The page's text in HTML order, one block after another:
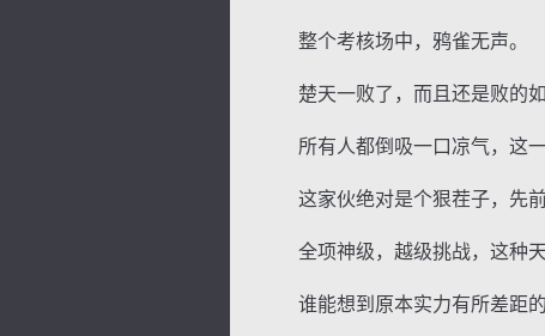
整个考核场中，鸦雀无声。
楚天一败了，而且还是败的如
所有人都倒吸一口凉气，这一
这家伙绝对是个狠茬子，先前
全项神级，越级挑战，这种天
谁能想到原本实力有所差距的